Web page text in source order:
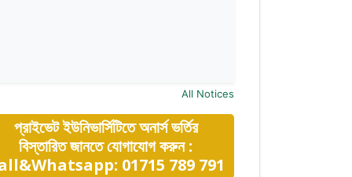
All Notices
প্রাইভেট ইউনিভার্সিটিতে অনার্স ভর্তির
বিস্তারিত জানতে যোগাযোগ করুন :
01715 789 791